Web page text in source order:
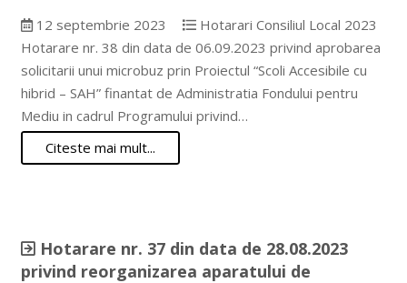
12 septembrie 2023
Hotarari Consiliul Local 2023
Hotarare nr. 38 din data de 06.09.2023 privind aprobarea
solicitarii unui microbuz prin Proiectul “Scoli Accesibile cu
hibrid – SAH” finantat de Administratia Fondului pentru
Mediu in cadrul Programului privind…
Citeste mai mult...
Hotarare nr. 37 din data de 28.08.2023
privind reorganizarea aparatului de